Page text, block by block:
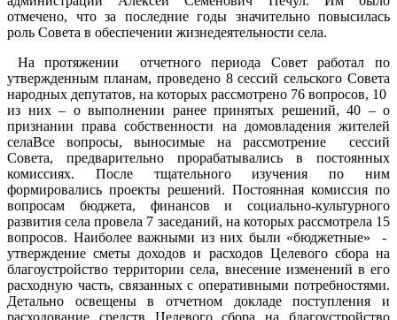
отмечено, что за последние годы значительно повысилась
роль Совета в обеспечении жизнедеятельности села.
На протяжении отчетного периода Совет работал по
утвержденным планам, проведено 8 сессий сельского Совета
народных депутатов, на которых рассмотрено 76 вопросов, 10
из них – о выполнении ранее принятых решений, 40 – о
признании права собственности на домовладения жителей
селаВсе вопросы, выносимые на рассмотрение сессий
Совета, предварительно прорабатывались в постоянных
комиссиях. После тщательного изучения по ним
формировались проекты решений. Постоянная комиссия по
вопросам бюджета, финансов и социально-культурного
развития села провела 7 заседаний, на которых рассмотрела 15
вопросов. Наиболее важными из них были «бюджетные» -
утверждение сметы доходов и расходов Целевого сбора на
благоустройство территории села, внесение изменений в его
расходную часть, связанных с оперативными потребностями.
Детально освещены в отчетном докладе поступления и
расходование средств Целевого сбора на благоустройство